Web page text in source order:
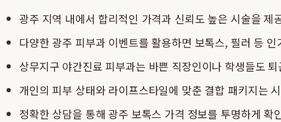
광주 지역 내에서 합리적인 가격과 신뢰도 높은 시술을
다양한 광주 피부과 이벤트를 활용하면 보톡스, 필러 등
상무지구 야간진료 피부과는 바쁜 직장인이나 학생들도
개인의 피부 상태와 라이프스타일에 맞춘 결합 패키지는
정확한 상담을 통해 광주 보톡스 가격 정보를 투명하게